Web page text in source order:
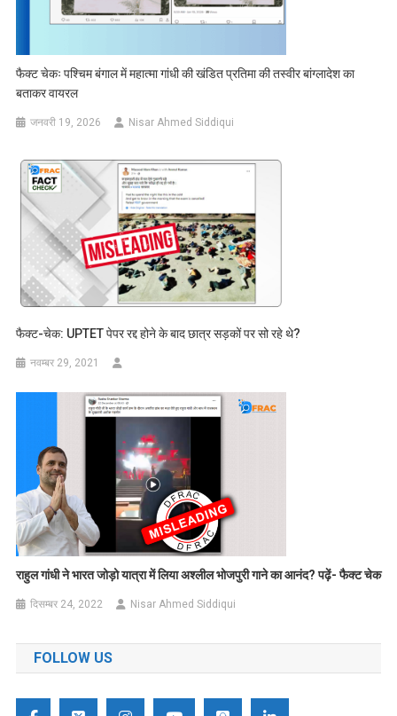
फैक्ट चेकः पश्चिम बंगाल में महात्मा गांधी की खंडित प्रतिमा की तस्वीर बांग्लादेश का
बताकर वायरल
जनवरी 19, 2026 Nisar Ahmed Siddiqui
फैक्ट-चेक: UPTET पेपर रद्द होने के बाद छात्र सड़कों पर सो रहे थे?
नवम्बर 29, 2021
राहुल गांधी ने भारत जोड़ो यात्रा में लिया अश्लील भोजपुरी गाने का आनंद? पढ़ें- फैक्ट चेक
दिसम्बर 24, 2022 Nisar Ahmed Siddiqui
FOLLOW US